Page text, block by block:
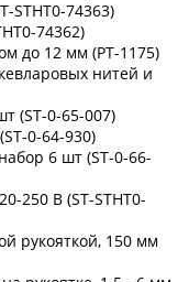
STHT0-74363)
74362)
до 12 мм (PT-1175)
нитей и
(ST-0-65-007)
0-64-930)
6 шт (ST-0-66-
250 В (ST-STHT0-
рукояткой, 150 мм